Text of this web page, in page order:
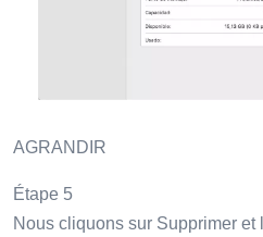
AGRANDIR
Étape 5
Nous cliquons sur Supprimer